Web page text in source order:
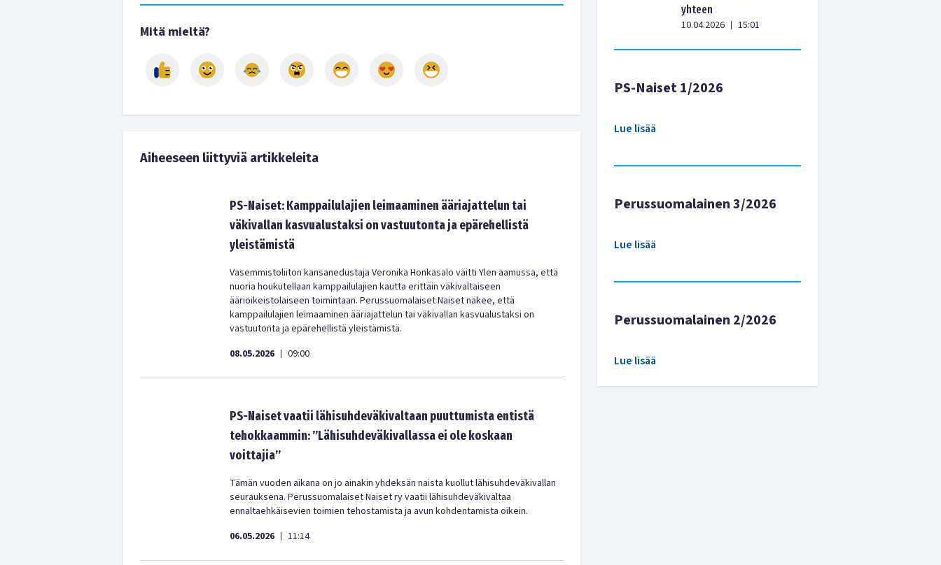
Mitä mieltä?
Aiheeseen liittyviä artikkeleita
PS-Naiset: Kamppailulajien leimaaminen ääriajattelun tai
väkivallan kasvualustaksi on vastuutonta ja epärehellistä
yleistämistä
Vasemmistoliiton kansanedustaja Veronika Honkasalo väitti Ylen aamussa, että
nuoria houkutellaan kamppailulajien kautta erittäin väkivaltaiseen
äärioikeistolaiseen toimintaan. Perussuomalaiset Naiset näkee, että
kamppailulajien leimaaminen ääriajattelun tai väkivallan kasvualustaksi on
vastuutonta ja epärehellistä yleistämistä.
08.05.2026 | 09:00
PS-Naiset vaatii lähisuhdeväkivaltaan puuttumista entistä
tehokkaammin: ”Lähisuhdeväkivallassa ei ole koskaan
voittajia”
Tämän vuoden aikana on jo ainakin yhdeksän naista kuollut lähisuhdeväkivallan
seurauksena. Perussuomalaiset Naiset ry vaatii lähisuhdeväkivaltaa
ennaltaehkäisevien toimien tehostamista ja avun kohdentamista oikein.
06.05.2026 | 11:14
yhteen
10.04.2026 | 15:01
PS-Naiset 1/2026
Lue lisää
Perussuomalainen 3/2026
Lue lisää
Perussuomalainen 2/2026
Lue lisää